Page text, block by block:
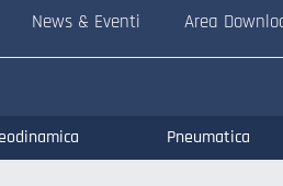
News & Eventi Area
Pneumatica